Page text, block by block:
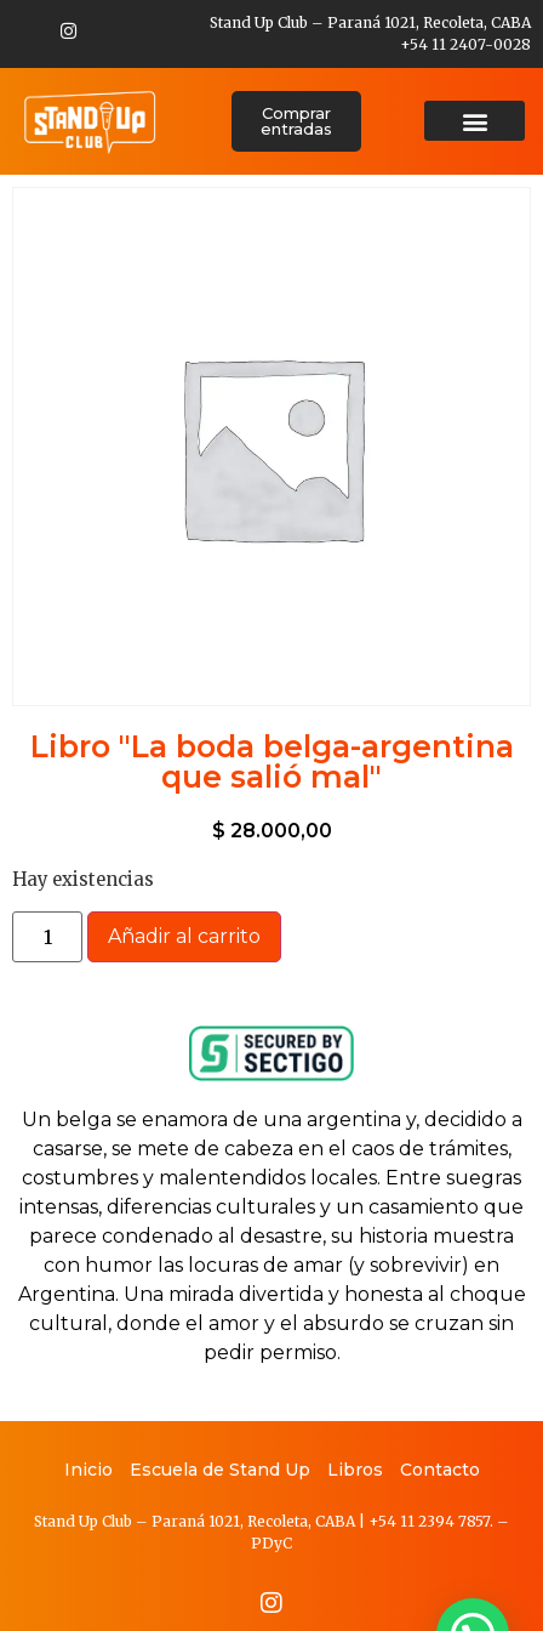
Stand Up Club – Paraná 1021, Recoleta, CABA
+54 11 2407-0028
Comprar
entradas
Libro "La boda belga-argentina
que salió mal"
$ 28.000,00
Hay existencias
Añadir al carrito
Un belga se enamora de una argentina y, decidido a
casarse, se mete de cabeza en el caos de trámites,
costumbres y malentendidos locales. Entre suegras
intensas, diferencias culturales y un casamiento que
parece condenado al desastre, su historia muestra
con humor las locuras de amar (y sobrevivir) en
Argentina. Una mirada divertida y honesta al choque
cultural, donde el amor y el absurdo se cruzan sin
pedir permiso.
Inicio Escuela de Stand Up Libros Contacto
Stand Up Club – Paraná 1021, Recoleta, CABA +54 11 2394 7857. –
PDyC